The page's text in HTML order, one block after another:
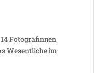
Fotografinnen
Wesentliche im